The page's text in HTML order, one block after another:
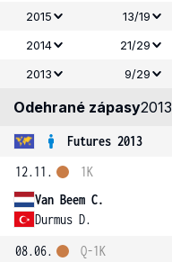
2015
13/19
2014
21/29
2013
9/29
Odehrané zápasy2013
Futures 2013
12.11.
Van Beem C.
Durmus D.
1K
08.06.
Q-1K